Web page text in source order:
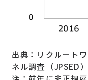
出典：リクルート
ネル調査（JPSED